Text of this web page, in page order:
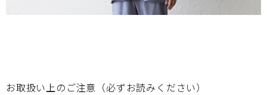
お取扱い上のご注意（必ずお読みください）